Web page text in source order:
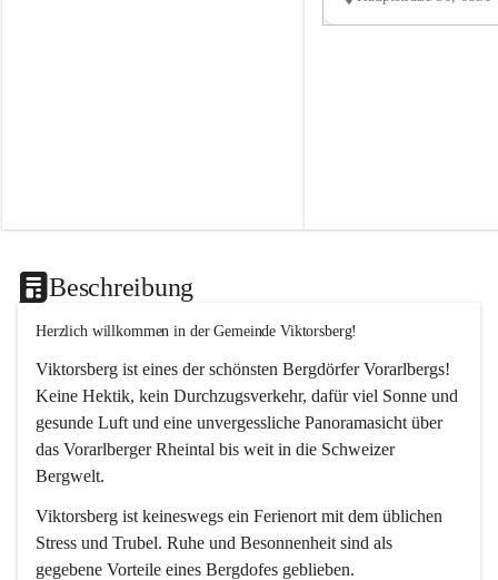
Beschreibung
Herzlich willkommen in der Gemeinde Viktorsberg!
Viktorsberg ist eines der schönsten Bergdörfer Vorarlbergs!
Keine Hektik, kein Durchzugsverkehr, dafür viel Sonne und
gesunde Luft und eine unvergessliche Panoramasicht über
das Vorarlberger Rheintal bis weit in die Schweizer
Bergwelt.
Viktorsberg ist keineswegs ein Ferienort mit dem üblichen
Stress und Trubel. Ruhe und Besonnenheit sind als
gegebene Vorteile eines Bergdofes geblieben.